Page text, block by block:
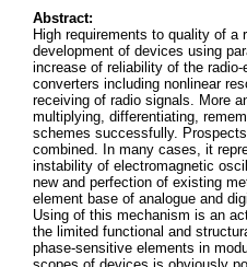
Abstract:
High requirements to quality of a
development of devices using
increase of reliability of the
converters including nonlinear
receiving of radio signals. More
multiplying, differentiating,
schemes successfully.
combined. In many cases, it
instability of electromagnetic
new and perfection of existing
element base of analogue and
Using of this mechanism is an
the limited functional and
phase-sensitive elements in